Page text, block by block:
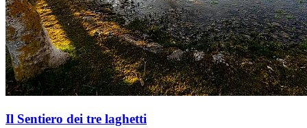
Il Sentiero dei tre laghetti